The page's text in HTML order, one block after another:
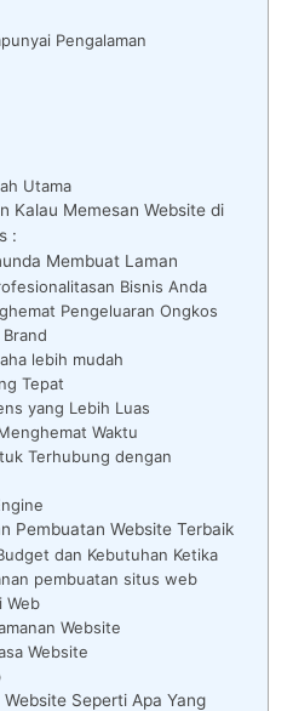
Pengalaman
Utama
Kalau Memesan Website di
:
Membuat Laman
Bisnis Anda
Pengeluaran Ongkos
lebih mudah
Tepat
yang Lebih Luas
Waktu
Terhubung dengan
Pembuatan Website Terbaik
dan Kebutuhan Ketika
pembuatan situs web
Web
Website
Website
Seperti Apa Yang